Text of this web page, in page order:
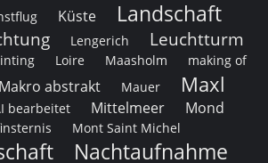
Küste Landschaft
Lengerich Leuchtturm
Loire Maasholm making of
Makro abstrakt Mauer Maxl
bearbeitet Mittelmeer Mond
Mont Saint Michel
Nachtaufnahme